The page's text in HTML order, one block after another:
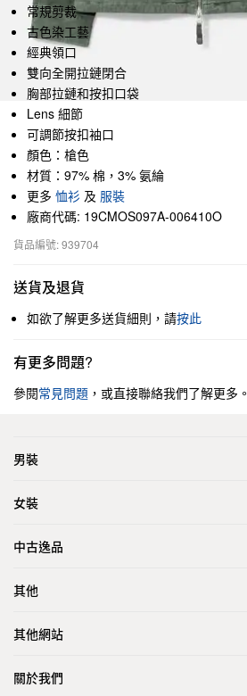
常規剪裁
古色染工藝
經典領口
雙向全開拉鏈閉合
胸部拉鏈和按扣口袋
Lens 細節
可調節按扣袖口
顏色：槍色
材質：97% 棉，3% 氨綸
更多 恤衫 及 服裝
廠商代碼: 19CMOS097A-006410O
貨品編號: 939704
送貨及退貨
如欲了解更多送貨細則，請按此
有更多問題?
參閱常見問題 ，或直接聯絡我們了解更多。
男裝
女裝
中古逸品
其他
其他網站
關於我們